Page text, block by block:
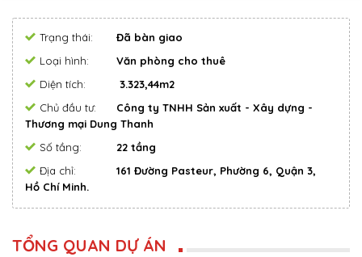
Trạng thái:
Đã bàn giao
Loại hình:
Văn phòng cho thuê
Diện tích:
3.323,44m2
Chủ đầu tư:
Công ty TNHH Sản xuất - Xây dựng -
Thương mại Dung Thanh
Số tầng:
22 tầng
Địa chỉ:
161 Đường Pasteur, Phường 6, Quận 3,
Hồ Chí Minh.
TỔNG QUAN DỰ ÁN